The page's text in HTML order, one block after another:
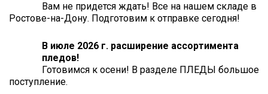
Вам не придется ждать! Все на нашем складе в
Ростове-на-Дону. Подготовим к отправке сегодня!
В июле 2026 г. расширение ассортимента
пледов!
Готовимся к осени! В разделе ПЛЕДЫ большое
поступление.